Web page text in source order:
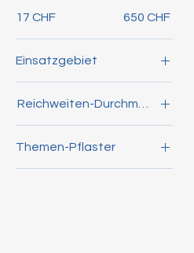
17 CHF 650 CHF
Einsatzgebiet
HF (Modem/Router)
Reichweiten-Durchmesser
25 m
Themen-Pflaster
DEFEND -